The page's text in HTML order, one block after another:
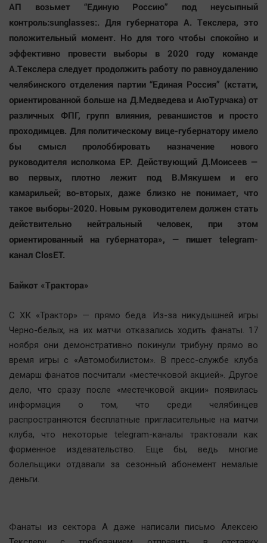
АП возьмет “Единую Россию” под неусыпный
контроль:sunglasses:. Для губернатора А. Текслера, это
положительный момент. Но для того чтобы спокойно и
эффективно провести выборы в 2020 году команде
А.Текслера следует продолжить работу по равноудалению
челябинского отделения партии “Единая Россия” (кстати,
ориентированной больше на Д.Медведева и АюТурчака) от
различных ФПГ, групп влияния, реваншистов и просто
проходимцев. Для политическому вице-губернатору имело
бы смысл пролоббировать назначение нового
руководителя исполкома ЕР. Действующий Д.Моисеев —
во первых, плотно лежит под В.Мякушем и его
камарильей; во-вторых, даже близко не понимает, что
такое выборы-2020. Новым руководителем должен стать
действительно нейтральный человек, при этом
ориентированный на губернатора», — пишет telegram-
канал ClosET.
Байкот «Трактора»
С ХК «Трактор» — прямо беда. Из-за никудышней игры
Черно-белых, на их матчи отказались ходить фанаты. 17
ноября они демонстративно покинули трибуну прямо во
время игры с «Автомобилистом». В пресс-службе клуба
демарш фанатов посчитали «местечковой акцией». Другое
дело, что сразу после «местечковой акции» появилась
информация о том, что среди челябинцев
распространяются бесплатные пригласительные на матчи
клуба, что некоторые telegram-каналы трактовали как
форменное издевательство. Еще бы, ведь многие
болельщики отдавали за сезонный абонемент немалые
деньги.
Фанаты из сектора А даже написали письмо Алексею